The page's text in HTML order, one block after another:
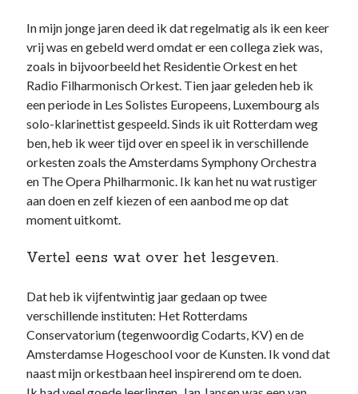
In mijn jonge jaren deed ik dat regelmatig als ik een keer
vrij was en gebeld werd omdat er een collega ziek was,
zoals in bijvoorbeeld het Residentie Orkest en het
Radio Filharmonisch Orkest. Tien jaar geleden heb ik
een periode in Les Solistes Europeens, Luxembourg als
solo-klarinettist gespeeld. Sinds ik uit Rotterdam weg
ben, heb ik weer tijd over en speel ik in verschillende
orkesten zoals the Amsterdams Symphony Orchestra
en The Opera Philharmonic. Ik kan het nu wat rustiger
aan doen en zelf kiezen of een aanbod me op dat
moment uitkomt.
Vertel eens wat over het lesgeven.
Dat heb ik vijfentwintig jaar gedaan op twee
verschillende instituten: Het Rotterdams
Conservatorium (tegenwoordig Codarts, KV) en de
Amsterdamse Hogeschool voor de Kunsten. Ik vond dat
naast mijn orkestbaan heel inspirerend om te doen.